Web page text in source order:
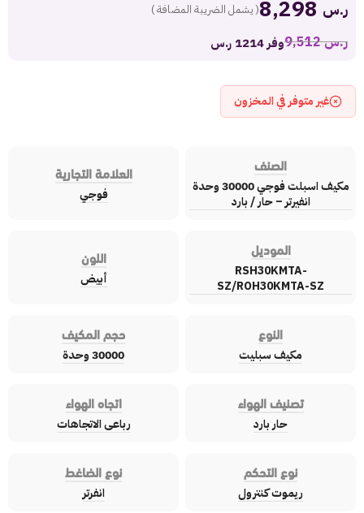
ر.س ( يشمل الضريبة المضافة )
ر.س9,512 وفر 1214 ر.س
غير متوفر في المخزون
الصنف
مكيف اسبلت فوجي 30000 وحدة
انفيرتر – حار / بارد
العلامة التجارية
فوجي
الموديل
RSH30KMTA-
SZ/ROH30KMTA-SZ
اللون
أبيض
النوع
مكيف سبليت
حجم المكيف
30000 وحدة
تصنيف الهواء
حار بارد
اتجاه الهواء
رباعى الاتجاهات
نوع التحكم
ريموت كنترول
نوع الضاغط
انفرتر